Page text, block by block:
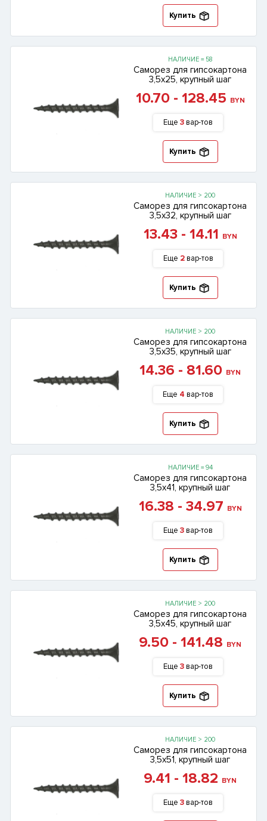
Купить
НАЛИЧИЕ = 58
Саморез для гипсокартона
3,5х25, крупный шаг
10.70 - 128.45 BYN
Еще 3вар-тов
Купить
НАЛИЧИЕ > 200
Саморез для гипсокартона
3,5х32, крупный шаг
13.43 - 14.11 BYN
Еще 2 вар-тов
Купить
НАЛИЧИЕ > 200
Саморез для гипсокартона
3,5х35, крупный шаг
14.36 - 81.60 BYN
Еще 4 вар-тов
Купить
НАЛИЧИЕ = 94
Саморез для гипсокартона
3,5х41, крупный шаг
16.38 - 34.97 BYN
Еще 3вар-тов
Купить
НАЛИЧИЕ > 200
Саморез для гипсокартона
3,5х45, крупный шаг
9.50 - 141.48 BYN
Еще 3вар-тов
Купить
НАЛИЧИЕ > 200
Саморез для гипсокартона
3,5х51, крупный шаг
9.41 - 18.82 BYN
Еще 3вар-тов